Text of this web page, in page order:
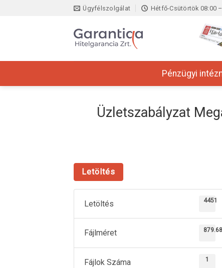
Ügyfélszolgálat Hétfő-Csütörtök 08:00
Pénzügyi
Üzletszabályzat
Letöltés
Letöltés 4451
Fájlméret
Fájlok Száma 1